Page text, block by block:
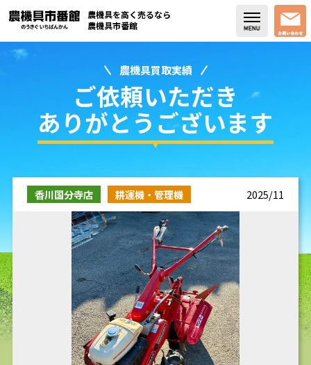
買取実績
コラム・スタッフブログ
取り扱い商品
販売中の農機具
よく頂く質問
お問い合わせ
農機具を高く売るなら
農機具市番館
農機具買取実績
ご依頼いただき
ありがとうございます
香川国分寺店 耕運機・管理機 2025/11